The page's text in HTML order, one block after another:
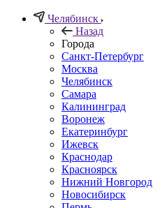
Челябинск
Назад
Города
Санкт-Петербург
Москва
Челябинск
Самара
Калининград
Воронеж
Екатеринбург
Ижевск
Краснодар
Красноярск
Нижний Новгород
Новосибирск